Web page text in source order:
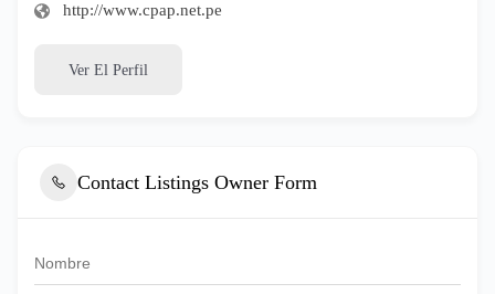
http://www.cpap.net.pe
Ver El Perfil
Contact Listings Owner Form